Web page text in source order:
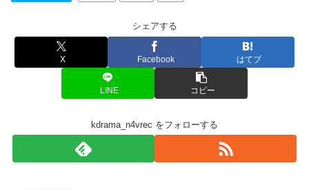
シェアする
X Facebook はてブ
LINE コピー
kdrama_n4vrec をフォローする